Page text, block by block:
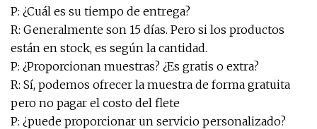
P: ¿Cuál es su tiempo de entrega?
R: Generalmente son 15 días. Pero si los productos
están en stock, es según la cantidad.
P: ¿Proporcionan muestras? ¿Es gratis o extra?
R: Sí, podemos ofrecer la muestra de forma gratuita
pero no pagar el costo del flete
P: ¿puede proporcionar un servicio personalizado?